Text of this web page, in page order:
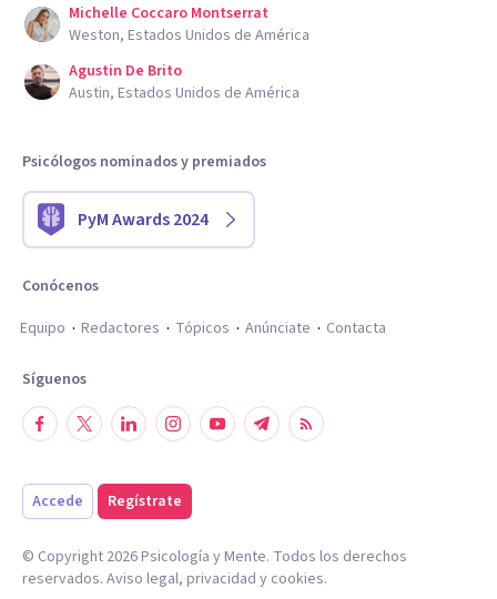
Michelle Coccaro Montserrat
Weston, Estados Unidos de América
Agustin De Brito
Austin, Estados Unidos de América
Psicólogos nominados y premiados
PyM Awards 2024
Conócenos
Equipo
Redactores Tópicos Anúnciate Contacta
Síguenos
Accede Regístrate
© Copyright 2026Psicología y Mente. Todos los derechos
reservados. Aviso legal, privacidad y cookies.